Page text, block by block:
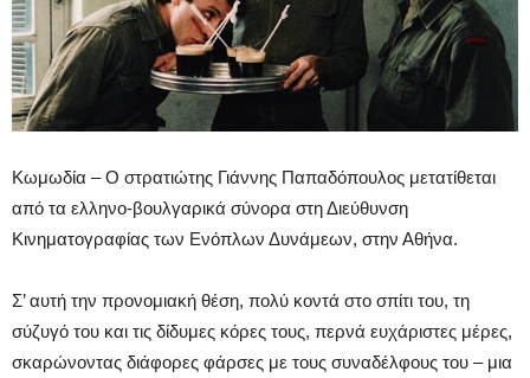
Κωμωδία – Ο στρατιώτης Γιάννης Παπαδόπουλος μετατίθεται
από τα ελληνο-βουλγαρικά σύνορα στη Διεύθυνση
Κινηματογραφίας των Ενόπλων Δυνάμεων, στην Αθήνα.
Σ’ αυτή την προνομιακή θέση, πολύ κοντά στο σπίτι του, τη
σύζυγό του και τις δίδυμες κόρες τους, περνά ευχάριστες μέρες,
σκαρώνοντας διάφορες φάρσες με τους συναδέλφους του – μια